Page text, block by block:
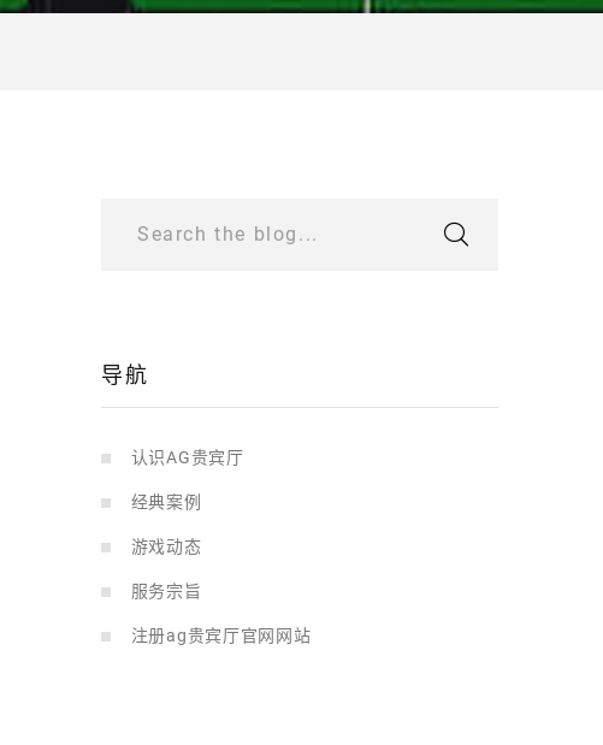
Search the blog...
导航
认识AG贵宾厅
经典案例
游戏动态
服务宗旨
注册ag贵宾厅官网网站